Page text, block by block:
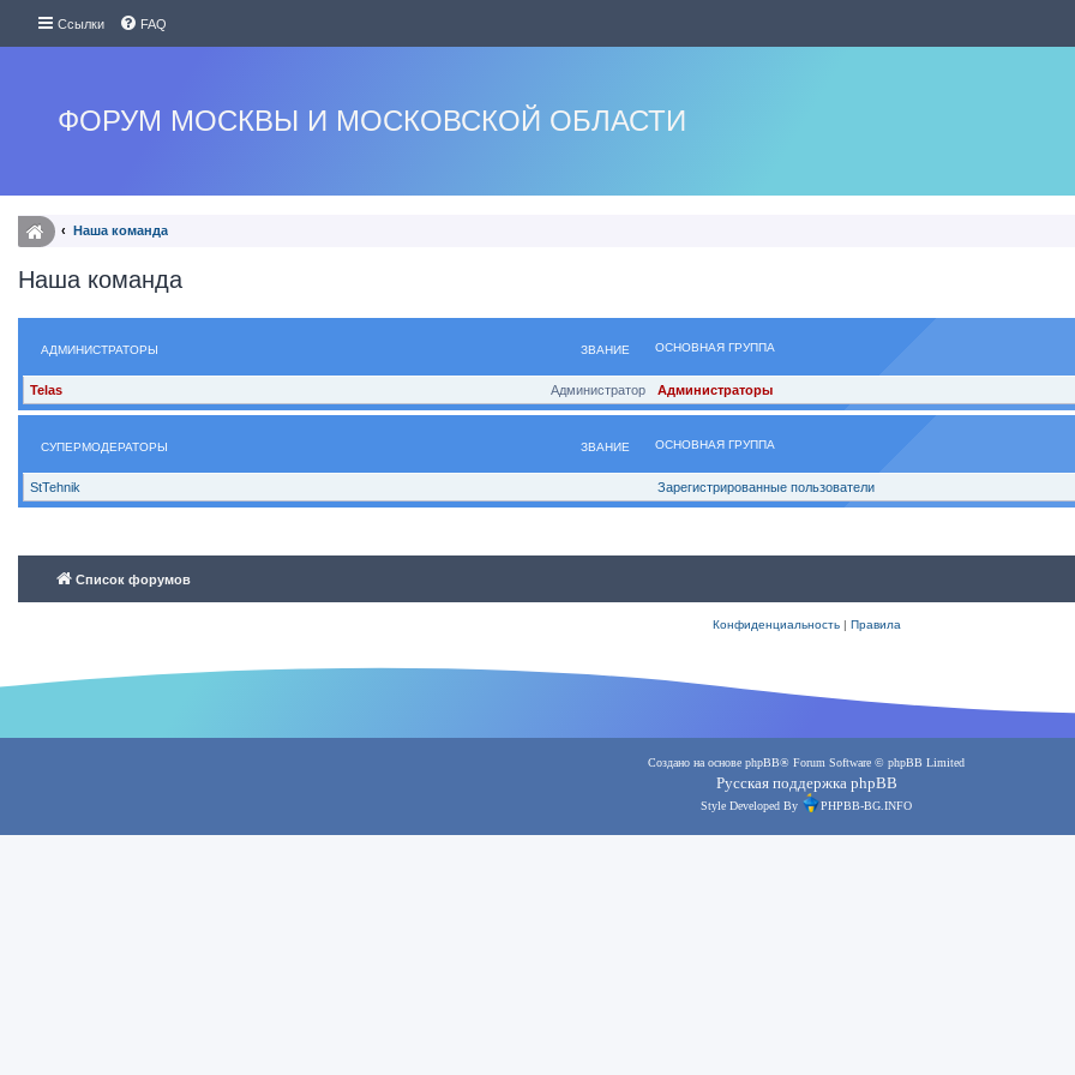
Ссылки FAQ
ФОРУМ МОСКВЫ И МОСКОВСКОЙ ОБЛАСТИ
Наша команда
Наша команда
ЗВАНИЕ
АДМИНИСТРАТОРЫ ОСНОВНАЯ ГРУППА
Администратор
Telas Администраторы
ЗВАНИЕ
СУПЕРМОДЕРАТОРЫ ОСНОВНАЯ ГРУППА
StTehnik Зарегистрированные пользователи
Список форумов
Конфиденциальность| Правила
Создано на основе phpBB® Forum Software © phpBB Limited
Русская поддержка phpBB
Style Developed By PHPBB-BG.INFO